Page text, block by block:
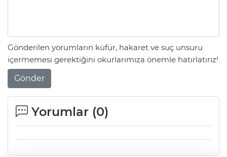
Gönderilen yorumların küfür, hakaret ve suç unsuru
içermemesi gerektiğini okurlarımıza önemle hatırlatırız!
Gönder
Yorumlar (0)